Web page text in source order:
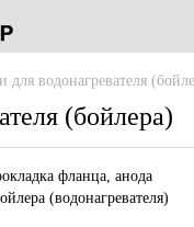
для водонагревателя
(бойлера)